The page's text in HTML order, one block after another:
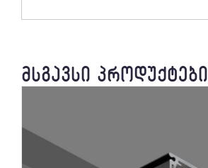
ᲛᲡᲒᲐᲕᲡᲘ ᲞᲠᲝᲓᲣᲥᲢᲔᲑᲘ